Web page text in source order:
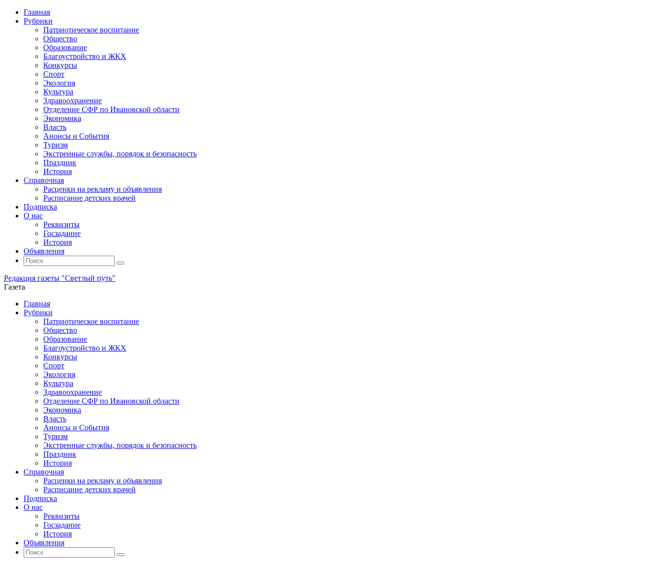
Главная
Рубрики
Патриотическое воспитание
Общество
Образование
Благоустройство и ЖКХ
Конкурсы
Спорт
Экология
Культура
Здравоохранение
Отделение СФР по Ивановской области
Экономика
Власть
Анонсы и События
Туризм
Экстренные службы, порядок и безопасность
Праздник
История
Справочная
Расценки на рекламу и объявления
Расписание детских врачей
Подписка
О нас
Реквизиты
Госзадание
История
Объявления
Поиск
Искать:
Поиск
Редакция газеты "Светлый путь"
Газета
Промотать
содержимому
Главная
Рубрики
Патриотическое воспитание
Общество
Образование
Благоустройство и ЖКХ
Конкурсы
Спорт
Экология
Культура
Здравоохранение
Отделение СФР по Ивановской области
Экономика
Власть
Анонсы и События
Туризм
Экстренные службы, порядок и безопасность
Праздник
История
Справочная
Расценки на рекламу и объявления
Расписание детских врачей
Подписка
О нас
Реквизиты
Госзадание
История
Объявления
Поиск
Искать:
Поиск